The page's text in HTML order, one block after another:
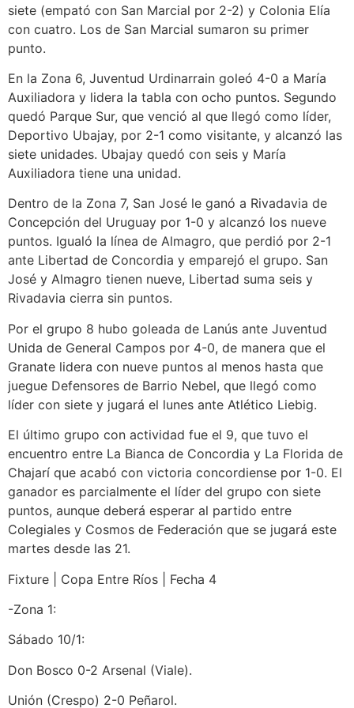
siete (empató con San Marcial por 2-2) y Colonia Elía
con cuatro. Los de San Marcial sumaron su primer
punto.
En la Zona 6, Juventud Urdinarrain goleó 4-0 a María
Auxiliadora y lidera la tabla con ocho puntos. Segundo
quedó Parque Sur, que venció al que llegó como líder,
Deportivo Ubajay, por 2-1 como visitante, y alcanzó las
siete unidades. Ubajay quedó con seis y María
Auxiliadora tiene una unidad.
Dentro de la Zona 7, San José le ganó a Rivadavia de
Concepción del Uruguay por 1-0 y alcanzó los nueve
puntos. Igualó la línea de Almagro, que perdió por 2-1
ante Libertad de Concordia y emparejó el grupo. San
José y Almagro tienen nueve, Libertad suma seis y
Rivadavia cierra sin puntos.
Por el grupo 8 hubo goleada de Lanús ante Juventud
Unida de General Campos por 4-0, de manera que el
Granate lidera con nueve puntos al menos hasta que
juegue Defensores de Barrio Nebel, que llegó como
líder con siete y jugará el lunes ante Atlético Liebig.
El último grupo con actividad fue el 9, que tuvo el
encuentro entre La Bianca de Concordia y La Florida de
Chajarí que acabó con victoria concordiense por 1-0. El
ganador es parcialmente el líder del grupo con siete
puntos, aunque deberá esperar al partido entre
Colegiales y Cosmos de Federación que se jugará este
martes desde las 21.
Fixture | Copa Entre Ríos | Fecha 4
-Zona 1:
Sábado 10/1:
Don Bosco 0-2 Arsenal (Viale).
Unión (Crespo) 2-0 Peñarol.